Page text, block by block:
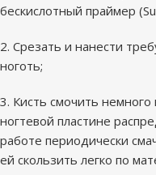
бескислотный праймер
2. Срезать и нанести
ноготь;
3. Кисть смочить
ногтевой пластине
работе периодически
ей скользить легко по